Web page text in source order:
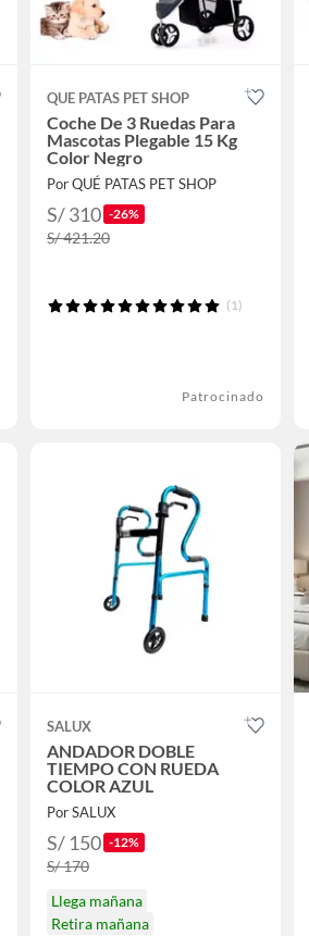
QUE PATAS PET SHOP
Coche De 3 Ruedas Para
Mascotas Plegable 15 Kg
Color Negro
Por QUÉ PATAS PET SHOP
S/ 310 -26%
S/ 421.20
(1)
Patrocinado
SALUX
ANDADOR DOBLE
TIEMPO CON RUEDA
COLOR AZUL
Por SALUX
S/ 150 -12%
S/ 170
Llega mañana
Retira mañana